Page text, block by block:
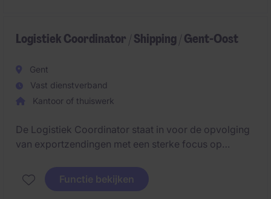
Logistiek Coordinator / Shipping / Gent-Oost
Gent
Vast dienstverband
Kantoor of thuiswerk
De Logistiek Coordinator staat in voor de opvolging
van exportzendingen met een sterke focus op
beheert exportdossiers van A tot Z en werkt nauw
samen met leveranciers, freight forwarders en
Functie bekijken